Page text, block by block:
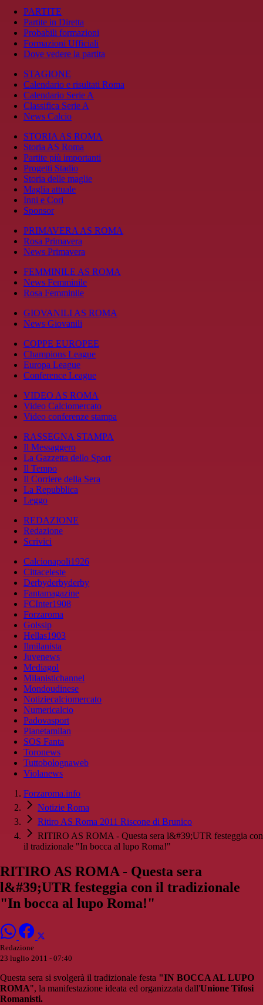
PARTITE
Partite in Diretta
Probabili formazioni
Formazioni Ufficiali
Dove vedere la partita
STAGIONE
Calendario e risultati Roma
Calendario Serie A
Classifica Serie A
News Calcio
STORIA AS ROMA
Storia AS Roma
Partite più importanti
Progetti Stadio
Storia delle maglie
Maglia attuale
Inni e Cori
Sponsor
PRIMAVERA AS ROMA
Rosa Primavera
News Primavera
FEMMINILE AS ROMA
News Femminile
Rosa Femminile
GIOVANILI AS ROMA
News Giovanili
COPPE EUROPEE
Champions League
Europa League
Conference League
VIDEO AS ROMA
Video Calciomercato
Video conferenze stampa
RASSEGNA STAMPA
Il Messaggero
La Gazzetta dello Sport
Il Tempo
Il Corriere della Sera
La Repubblica
Leggo
REDAZIONE
Redazione
Scrivici
Calcionapoli1926
Cittaceleste
Derbyderbyderby
Fantamagazine
FCInter1908
Forzaroma
Golssip
Hellas1903
Ilmilanista
Juvenews
Mediagol
Milanistichannel
Mondoudinese
Notiziecalciomercato
Numericalcio
Padovasport
Pianetamilan
SOS Fanta
Toronews
Tuttobolognaweb
Violanews
Forzaroma.info
Notizie Roma
Ritiro AS Roma 2011 Riscone di Brunico
RITIRO AS ROMA - Questa sera l&#39;UTR festeggia con
il tradizionale "In bocca al lupo Roma!"
RITIRO AS ROMA - Questa sera
l&#39;UTR festeggia con il tradizionale
"In bocca al lupo Roma!"
Redazione
23 luglio 2011 - 07:40
Questa sera si svolgerà il tradizionale festa "IN BOCCA AL LUPO
ROMA", la manifestazione ideata ed organizzata dall'Unione Tifosi
Romanisti.